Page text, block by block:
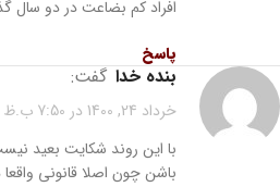
افراد کم بضاعت در دو سال
پاسخ
بنده خدا گفت:
خرداد 24, 1400 در 7:50 ب.ظ
با این روند شکایت بعید
باشن چون اصلا قانونی